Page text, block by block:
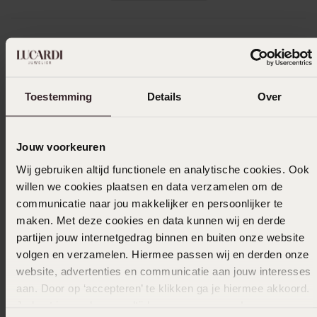
Toestemming Details Over
Jouw voorkeuren
Wij gebruiken altijd functionele en analytische cookies. Ook
willen we cookies plaatsen en data verzamelen om de
communicatie naar jou makkelijker en persoonlijker te
maken. Met deze cookies en data kunnen wij en derde
partijen jouw internetgedrag binnen en buiten onze website
volgen en verzamelen. Hiermee passen wij en derden onze
website, advertenties en communicatie aan jouw interesses
aan. Door op ‘accepteren’ te klikken ga je hiermee akkoord.
Ook leuk voor jou